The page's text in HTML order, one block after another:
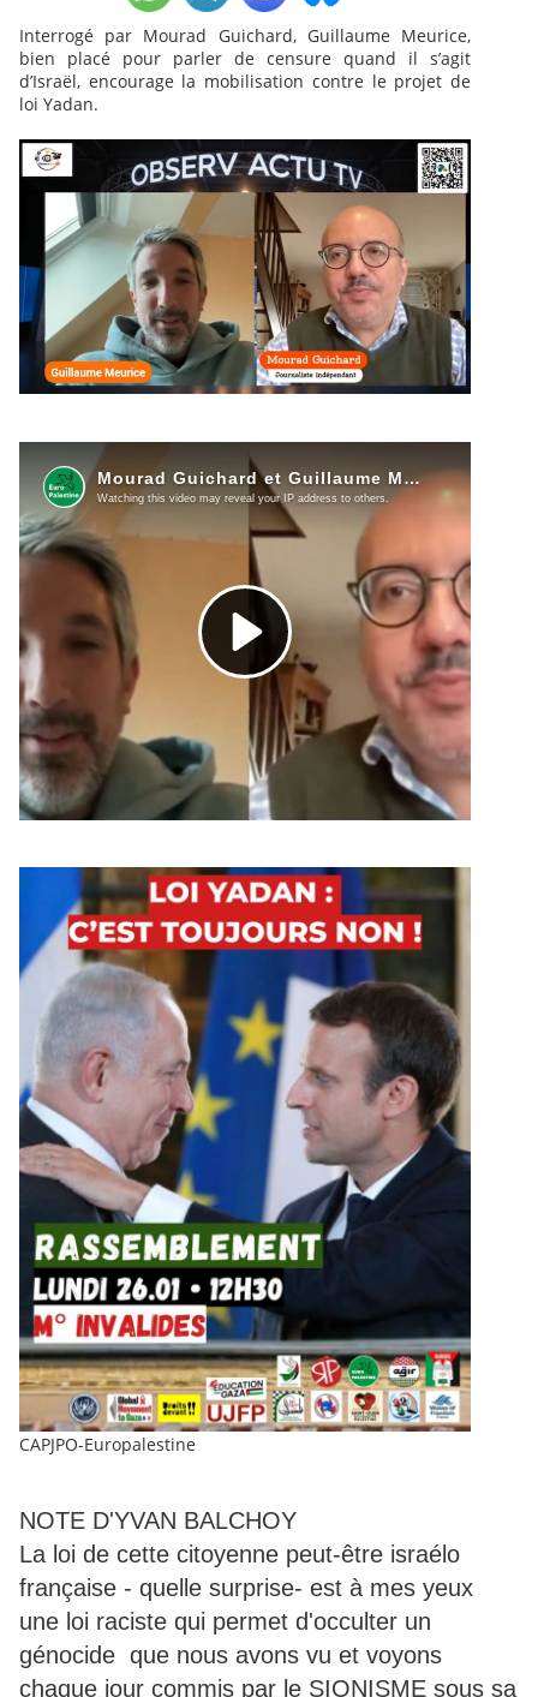
Interrogé par Mourad Guichard, Guillaume Meurice,
bien placé pour parler de censure quand il s’agit
d’Israël, encourage la mobilisation contre le projet de
loi Yadan.
CAPJPO-Europalestine
NOTE D'YVAN BALCHOY
La loi de cette citoyenne peut-être israélo
française - quelle surprise- est à mes yeux
une loi raciste qui permet d'occulter un
génocide que nous avons vu et voyons
chaque jour commis par le SIONISME sous sa